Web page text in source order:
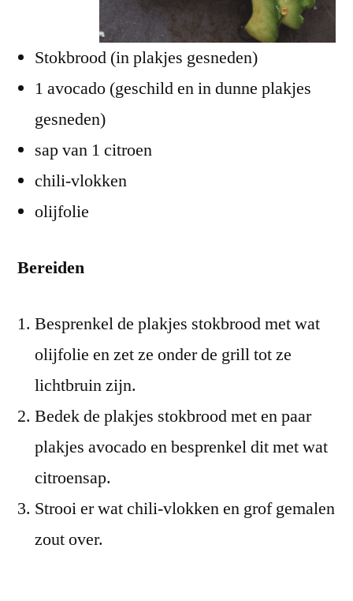
Stokbrood (in plakjes gesneden)
1 avocado (geschild en in dunne plakjes
gesneden)
sap van 1 citroen
chili-vlokken
olijfolie
Bereiden
Besprenkel de plakjes stokbrood met wat
olijfolie en zet ze onder de grill tot ze
lichtbruin zijn.
Bedek de plakjes stokbrood met en paar
plakjes avocado en besprenkel dit met wat
citroensap.
Strooi er wat chili-vlokken en grof gemalen
zout over.